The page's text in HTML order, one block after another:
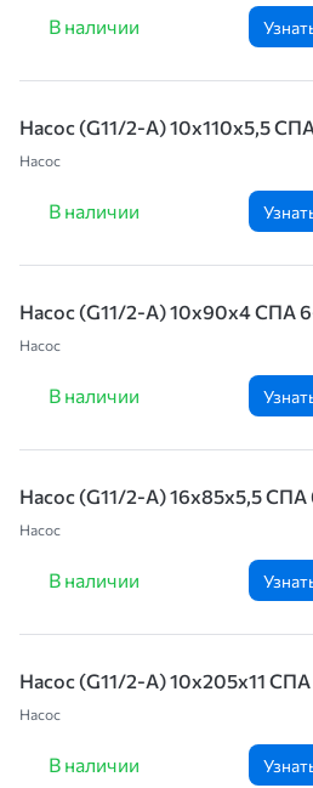
В наличии
Насос (G11/2-A) 10x110x5,5
Насос
В наличии
Насос (G11/2-A) 10x90x4 СПА
Насос
В наличии
Насос (G11/2-A) 16x85x5,5
Насос
В наличии
Насос (G11/2-A) 10x205x11
Насос
В наличии